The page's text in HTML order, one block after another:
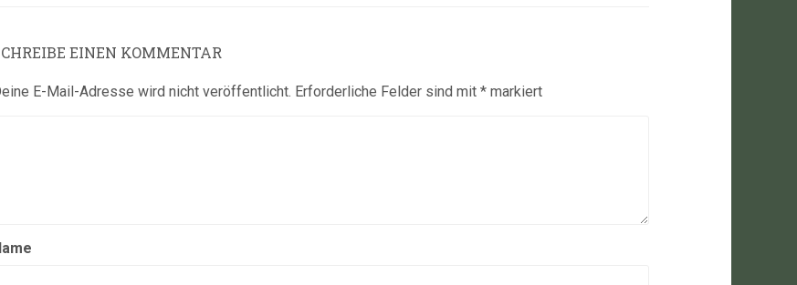
EINEN KOMMENTAR
E-Mail-Adresse wird nicht veröffentlicht. Erforderliche Felder sind mit * markiert